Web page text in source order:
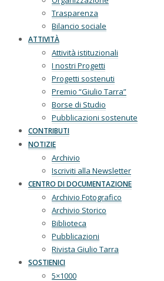
Trasparenza
Bilancio sociale
ATTIVITÀ
Attività istituzionali
I nostri Progetti
Progetti sostenuti
Premio “Giulio Tarra”
Borse di Studio
Pubblicazioni sostenute
CONTRIBUTI
NOTIZIE
Archivio
Iscriviti alla Newsletter
CENTRO DI DOCUMENTAZIONE
Archivio Fotografico
Archivio Storico
Biblioteca
Pubblicazioni
Rivista Giulio Tarra
SOSTIENICI
5×1000